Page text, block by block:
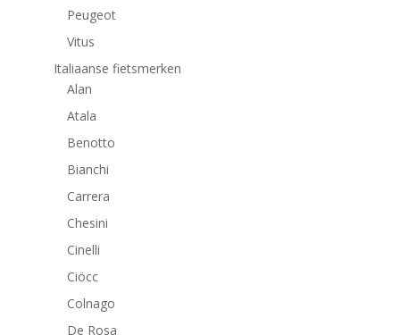
Peugeot
Vitus
Italiaanse fietsmerken
Alan
Atala
Benotto
Bianchi
Carrera
Chesini
Cinelli
Ciöcc
Colnago
De Rosa